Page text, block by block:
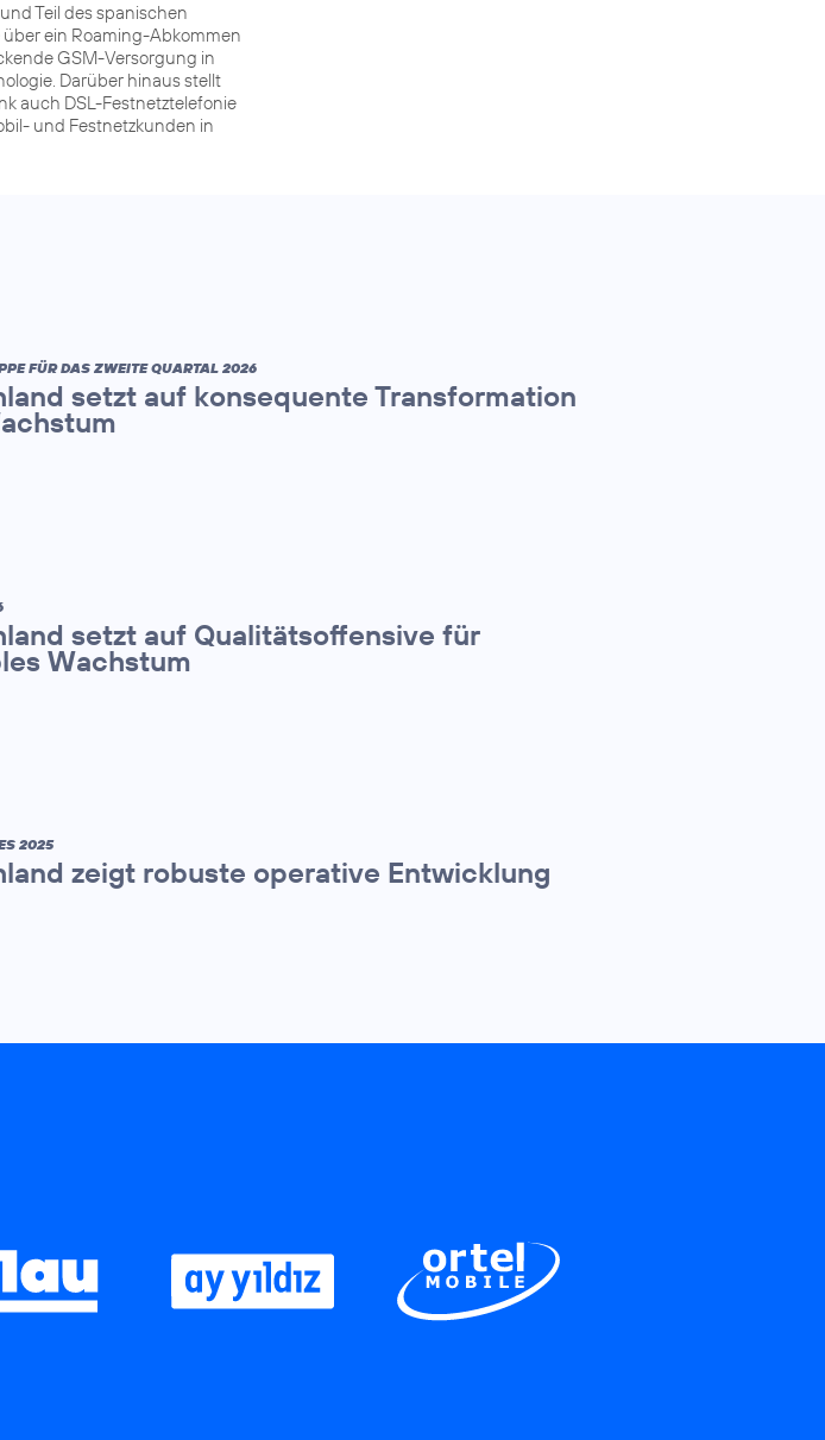
Teil des spanischen
ein Roaming-Abkommen
GSM-Versorgung in
Darüber hinaus stellt
auch DSL-Festnetztelefonie
und Festnetzkunden in
FÜR DAS ZWEITE QUARTAL 2026
setzt auf konsequente Transformation
setzt auf Qualitätsoffensive für
Wachstum
2025
zeigt robuste operative Entwicklung